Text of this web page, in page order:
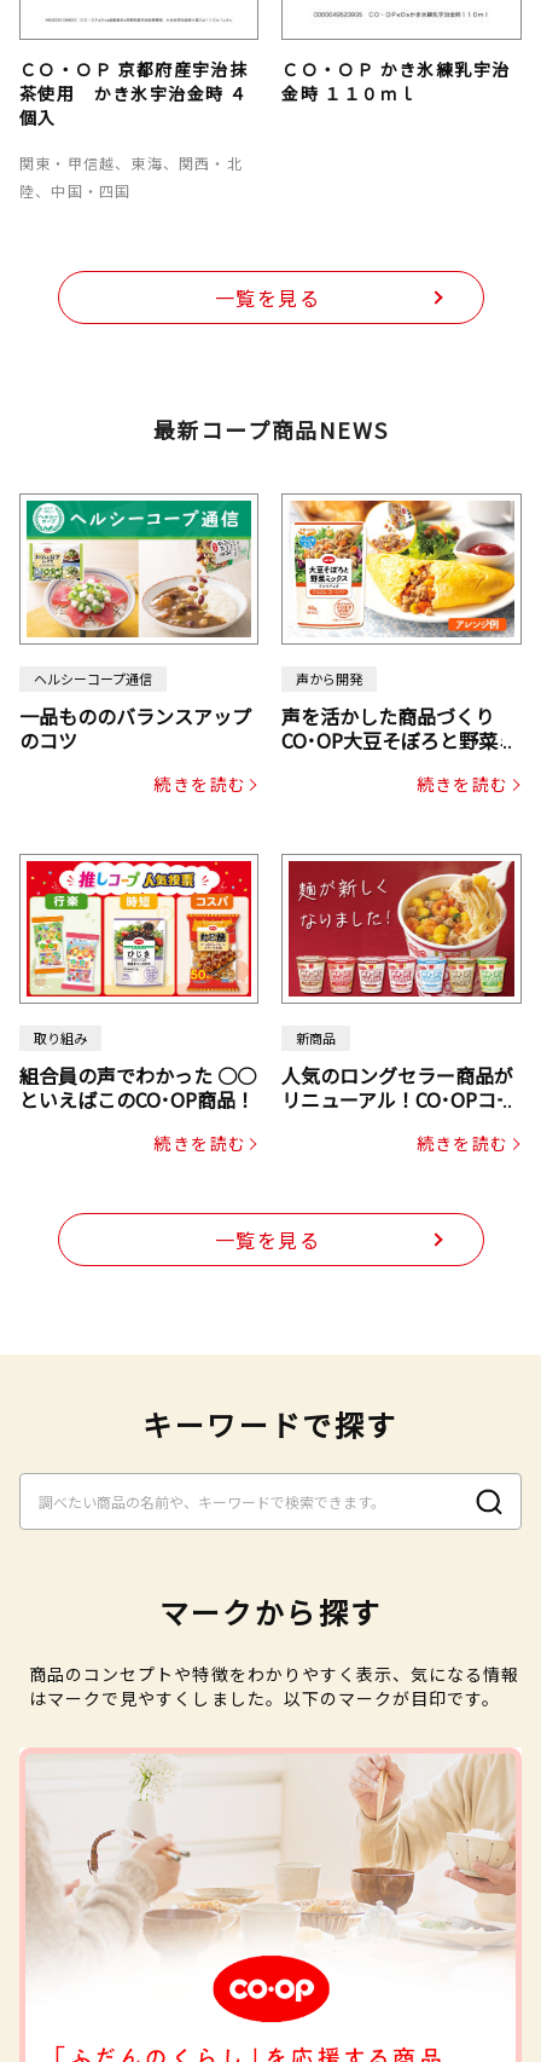
ＣＯ・ＯＰ 京都府産宇治抹
茶使用 かき氷宇治金時 ４
個入
関東・甲信越、東海、関西・北
陸、中国・四国
ＣＯ・ＯＰ かき氷練乳宇治
金時 １１０ｍｌ
一覧を見る
最新コープ商品NEWS
ヘルシーコープ通信
一品もののバランスアップ
のコツ
続きを読む
声から開発
声を活かした商品づくり
CO･OP大豆そぼろと野菜ミ
じん・コーン入り）続きを読む
取り組み
組合員の声でわかった ○○
といえばこのCO･OP商品！
続きを読む
新商品
人気のロングセラー商品が
リニューアル！CO･OPコー
続きを読む
一覧を見る
キーワードで探す
マークから探す
商品のコンセプトや特徴をわかりやすく表示、気になる情報
はマークで見やすくしました。以下のマークが目印です。